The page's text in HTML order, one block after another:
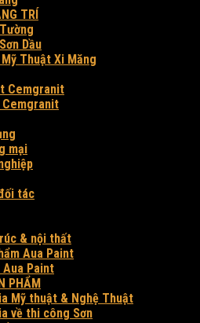
TRÍ
Dầu
Thuật Xi Măng
Cemgranit
Cemgranit
mại
tác
& nội thất
Aua Paint
Paint
PHẨM
Mỹ thuật & Nghệ Thuật
về thi công Sơn